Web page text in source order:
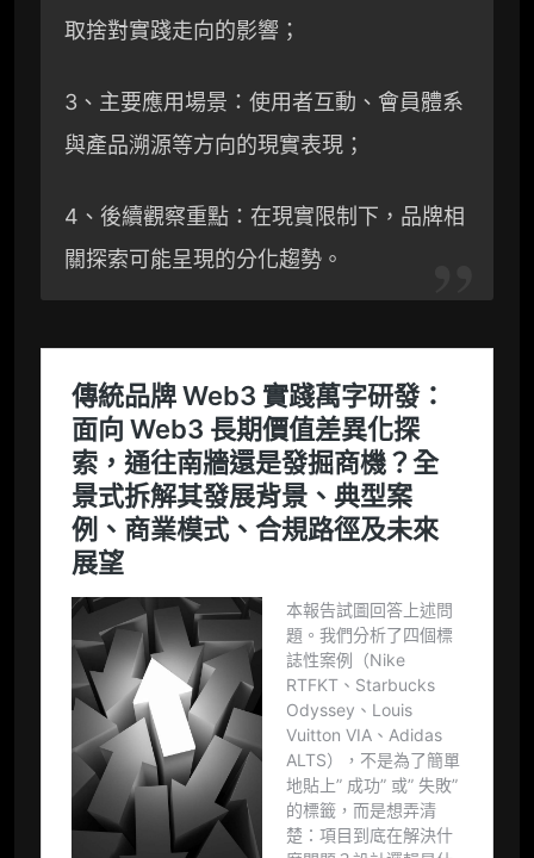
取捨對實踐走向的影響；
3、主要應用場景：使用者互動、會員體系
與產品溯源等方向的現實表現；
4、後續觀察重點：在現實限制下，品牌相
關探索可能呈現的分化趨勢。